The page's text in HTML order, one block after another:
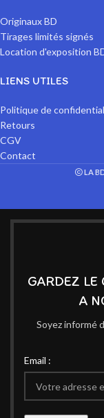
Originaux BD
Tirages limités signés
Location d'exposition
LIENS UTILES
Politique de
Retours
CGV
Contact
LA
GARDEZ
A
Soyez informé
Email :